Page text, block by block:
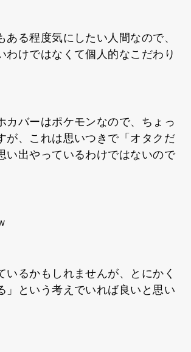
ある程度気にしたい人間なので、
わけではなくて個人的なこだわり
カバーはポケモンなので、ちょっ
が、これは思いつきで「オタクだ
い出やっているわけではないので
いるかもしれませんが、とにかく
」という考えでいれば良いと思い